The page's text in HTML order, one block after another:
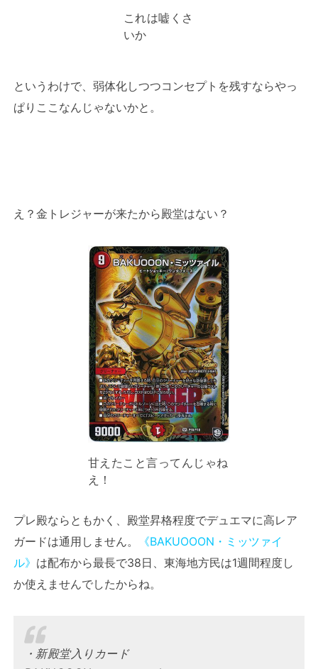
これは嘘くさ
いか
というわけで、弱体化しつつコンセプトを残すならやっ
ぱりここなんじゃないかと。
え？金トレジャーが来たから殿堂はない？
甘えたこと言ってんじゃね
え！
プレ殿ならともかく、殿堂昇格程度でデュエマに高レア
ガードは通用しません。
《BAKUOOON・ミッツァイ
ル》 は配布から最長で38日、東海地方民は1週間程度し
か使えませんでしたからね。
・新殿堂入りカード